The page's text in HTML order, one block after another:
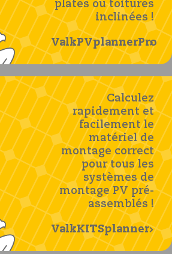
plates ou toitures
inclinées !
ValkPVplannerPro
Calculez
rapidement et
facilement le
matériel de
montage correct
pour tous les
systèmes de
montage PV pré-
assemblés !
ValkKITSplanner